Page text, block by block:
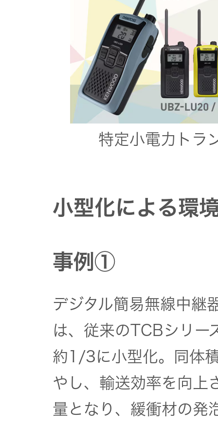
特定小電力トラ
小型化による環
事例①
デジタル簡易無線中
は、従来のTCBシリー
約1/3に小型化。同体
やし、輸送効率を向上
量となり、緩衝材の発